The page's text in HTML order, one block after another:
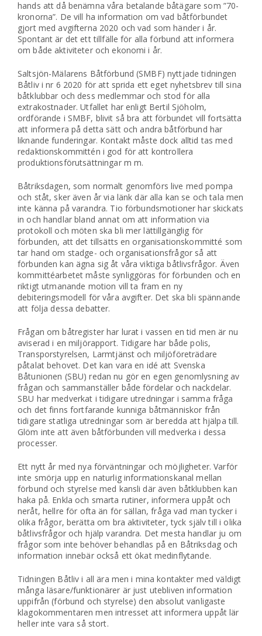
hands att då benämna våra betalande båtägare som ”70-
kronorna”. De vill ha information om vad båtförbundet
gjort med avgifterna 2020 och vad som händer i år.
Spontant är det ett tillfälle för alla förbund att informera
om både aktiviteter och ekonomi i år.
Saltsjön-Mälarens Båtförbund (SMBF) nyttjade tidningen
Båtliv i nr 6 2020 för att sprida ett eget nyhetsbrev till sina
båtklubbar och dess medlemmar och stod för alla
extrakostnader. Utfallet har enligt Bertil Sjöholm,
ordförande i SMBF, blivit så bra att förbundet vill fortsätta
att informera på detta sätt och andra båtförbund har
liknande funderingar. Kontakt måste dock alltid tas med
redaktionskommittén i god för att kontrollera
produktionsförutsättningar m m.
Båtriksdagen, som normalt genomförs live med pompa
och ståt, sker även år via länk där alla kan se och tala men
inte känna på varandra. Tio förbundsmotioner har skickats
in och handlar bland annat om att information via
protokoll och möten ska bli mer lättillgänglig för
förbunden, att det tillsätts en organisationskommitté som
tar hand om stadge- och organisationsfrågor så att
förbunden kan ägna sig åt våra viktiga båtlivsfrågor. Även
kommittéarbetet måste synliggöras för förbunden och en
riktigt utmanande motion vill ta fram en ny
debiteringsmodell för våra avgifter. Det ska bli spännande
att följa dessa debatter.
Frågan om båtregister har lurat i vassen en tid men är nu
aviserad i en miljörapport. Tidigare har både polis,
Transporstyrelsen, Larmtjänst och miljöföreträdare
påtalat behovet. Det kan vara en idé att Svenska
Båtunionen (SBU) redan nu gör en egen genomlysning av
frågan och sammanställer både fördelar och nackdelar.
SBU har medverkat i tidigare utredningar i samma fråga
och det finns fortfarande kunniga båtmänniskor från
tidigare statliga utredningar som är beredda att hjälpa till.
Glöm inte att även båtförbunden vill medverka i dessa
processer.
Ett nytt år med nya förväntningar och möjligheter. Varför
inte smörja upp en naturlig informationskanal mellan
förbund och styrelse med kansli där även båtklubben kan
haka på. Enkla och smarta rutiner, informera uppåt och
neråt, hellre för ofta än för sällan, fråga vad man tycker i
olika frågor, berätta om bra aktiviteter, tyck själv till i olika
båtlivsfrågor och hjälp varandra. Det mesta handlar ju om
frågor som inte behöver behandlas på en Båtriksdag och
information innebär också ett ökat medinflytande.
Tidningen Båtliv i all ära men i mina kontakter med väldigt
många läsare/funktionärer är just utebliven information
uppifrån (förbund och styrelse) den absolut vanligaste
klagokommentaren men intresset att informera uppåt lär
heller inte vara så stort.